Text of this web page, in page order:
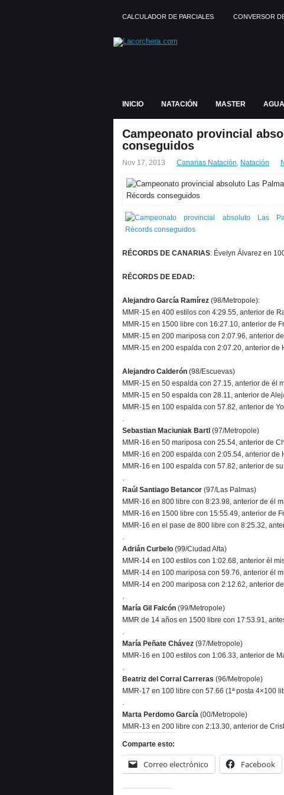
CALCULADOR DE PARCIALES CONVERSOR
INICIO NATACIÓN MASTER
Campeonato provincial
conseguidos
Nov 17, 2013 Canarias Natación, Natación
RÉCORDS DE CANARIAS: Évelyn Álvarez en
RÉCORDS DE EDAD:
Alejandro García Ramírez (98/Metropole):
MMR-15 en 400 estilos con 4:29.55, anterior de
MMR-15 en 1500 libre con 16:27.10, anterior de
MMR-15 en 200 mariposa con 2:07.96, anterior
MMR-15 en 200 espalda con 2:07.20, anterior de
Alejandro Calderón (98/Escuevas)
MMR-15 en 50 espalda con 27.15, anterior de él
MMR-15 en 50 espalda con 28.11, anterior de
MMR-15 en 100 espalda con 57.82, anterior de
.
Sebastian Maciuniak Bartl (97/Metropole)
MMR-16 en 50 mariposa con 25.54, anterior de
MMR-16 en 200 espalda con 2:05.54, anterior de
MMR-16 en 100 espalda con 57.82, anterior de
.
Raúl Santiago Betancor (97/Las Palmas)
MMR-16 en 800 libre con 8:23.98, anterior de él
MMR-16 en 1500 libre con 15:55.49, anterior de
MMR-16 en el pase de 800 libre con 8:25.32,
.
Adrián Curbelo (99/Ciudad Alta)
MMR-14 en 100 estilos con 1:02.68, anterior él
MMR-14 en 100 mariposa con 59.76, anterior él
MMR-14 en 200 mariposa con 2:12.62, anterior
.
María Gil Falcón (99/Metropole)
MMR de 14 años en 1500 libre con 17:53.91,
.
María Peñate Chávez (97/Metropole)
MMR-16 en 100 estilos con 1:06.33, anterior de
.
Beatriz del Corral Carreras (96/Metropole)
MMR-17 en 100 libre con 57.66 (1ª posta 4×100
.
Marta Perdomo García (00/Metropole)
MMR-13 en 200 libre con 2:13.30, anterior de
Comparte esto:
Correo electrónico Facebook